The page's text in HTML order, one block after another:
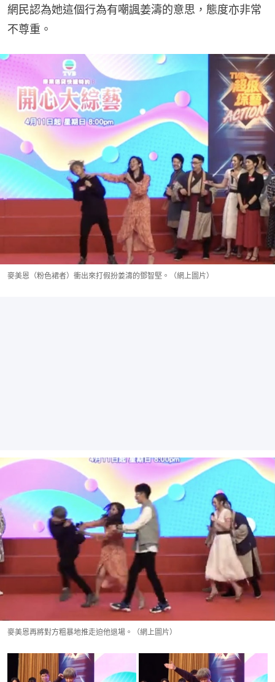
網民認為她這個行為有嘲諷姜濤的意思，態度亦非常
不尊重。
麥美恩（粉色裙者）衝出來打假扮姜濤的鄧智堅。（網上圖片）
麥美恩再將對方粗暴地推走迫他退場。（網上圖片）